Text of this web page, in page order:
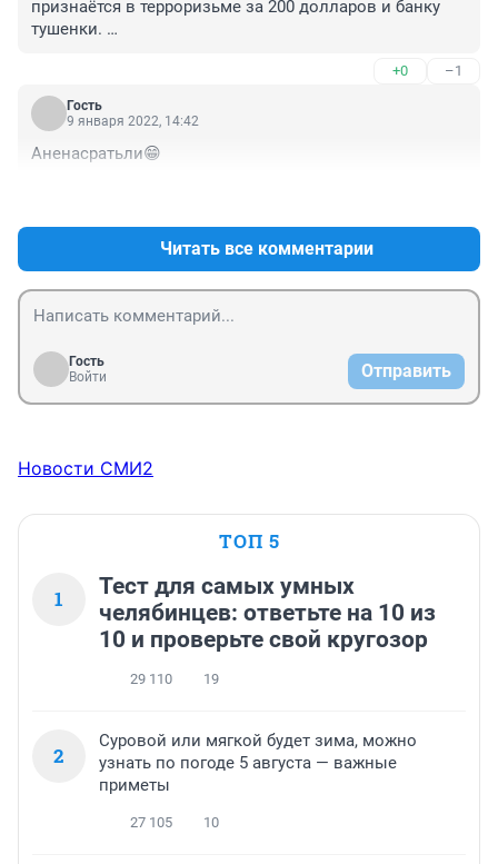
признаётся в терроризьме за 200 долларов и банку
тушенки.
+0 –1
Гость
9 января 2022, 14:42
Аненасратьли😁
Читать все комментарии
Гость
Войти
Отправить
Новости СМИ2
ТОП 5
1
Тест для самых умных
челябинцев: ответьте на 10 из
10 и проверьте свой кругозор
29 110 19
2
Суровой или мягкой будет зима, можно
узнать по погоде 5 августа — важные
приметы
27 105 10